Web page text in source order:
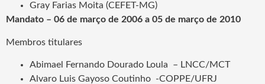
Gray Farias Moita (CEFET-MG)
Mandato – 06 de março de 2006 a 05 de março de 2010
Membros titulares
Abimael Fernando Dourado Loula – LNCC/MCT
Alvaro Luis Gayoso Coutinho -COPPE/UFRJ